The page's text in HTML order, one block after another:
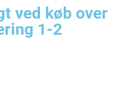
ved køb over
1-2